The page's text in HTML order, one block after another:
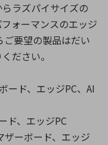
ラズパイサイズの
ォーマンスのエッジ
ご要望の製品はだい
ださい。
ード、エッジPC、AI
ド、エッジPC
ーボード、エッジ